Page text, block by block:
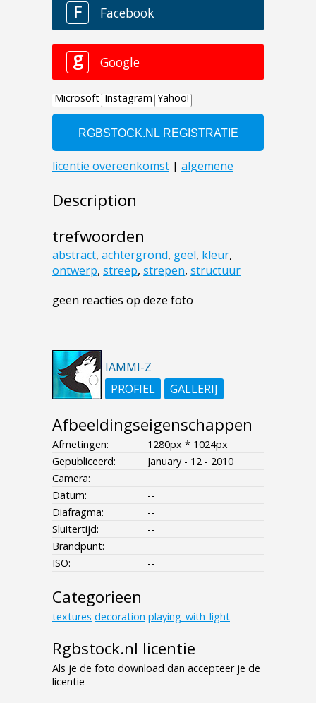
Description
trefwoorden
abstract, achtergrond, geel, kleur,
ontwerp, streep, strepen, structuur
geen reacties op deze foto
IAMMI-Z
PROFIEL
GALLERIJ
Afbeeldingseigenschappen
Afmetingen:
1280px * 1024px
Gepubliceerd:
January - 12 - 2010
Camera:
Datum:
--
Diafragma:
--
Sluitertijd:
--
Brandpunt:
ISO:
--
Categorieen
textures decoration playing_with_light
Rgbstock.nl licentie
Als je de foto download dan accepteer je de
licentie